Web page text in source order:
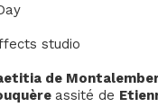
studio
de
assité de